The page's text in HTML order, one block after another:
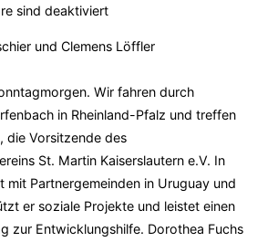
am
sind deaktiviert
und Clemens Löffler
Wir fahren durch
in Rheinland-Pfalz und treffen
die Vorsitzende des
St. Martin Kaiserslautern e.V. In
mit Partnergemeinden in Uruguay und
er soziale Projekte und leistet einen
zur Entwicklungshilfe. Dorothea Fuchs